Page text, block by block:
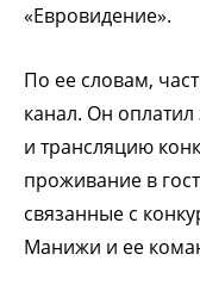
«Евровидение».
По ее словам,
канал. Он оплатил
и трансляцию
проживание в
связанные с
Манижи и ее